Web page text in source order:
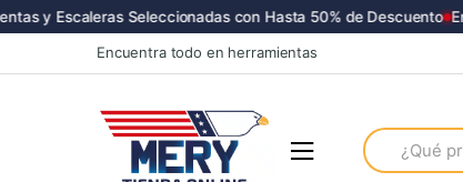
y Escaleras Seleccionadas con Hasta 50% de Descuento
to
to
Encuentra todo en herramientas
Search
for: